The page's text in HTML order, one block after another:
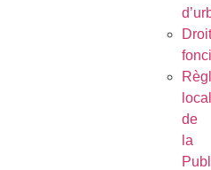
Droit
local
de
la